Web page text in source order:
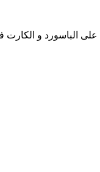
الباسورد و الكارت